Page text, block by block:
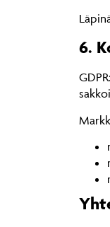
6.